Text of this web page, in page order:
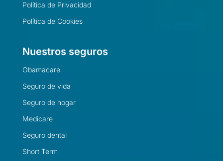
Política de Privacidad
Política de Cookies
Nuestros seguros
Obamacare
Seguro de vida
Seguro de hogar
Medicare
Seguro dental
Short Term